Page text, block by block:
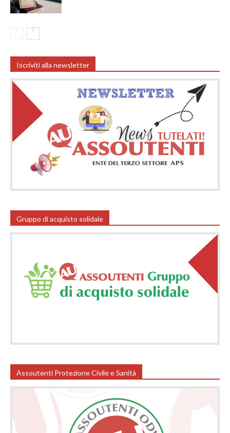
Iscriviti alla newsletter
Gruppo di acquisto solidale
Assoutenti Protezione Civile e Sanità